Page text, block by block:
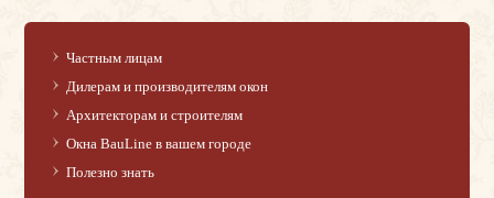
Частным лицам
Дилерам и производителям окон
Архитекторам и строителям
Окна BauLine в вашем городе
Полезно знать